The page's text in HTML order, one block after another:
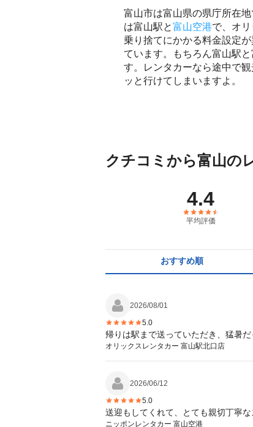
富山市は富山県の県庁所在
は富山駅と富山空港で、オ
乗り捨てにかかる料金設定
ています。もちろん富山駅
す。レンタカーなら途中で
ッと行けてしまいますよ。
クチコミから富山の
4.4
平均評価
おすすめ順
2026/08/01
5.0
帰りは駅まで送っていただき、猛暑
オリックスレンタカー 富山駅北口店
2026/06/12
5.0
送迎もしてくれて、とても親切丁寧
ニッポンレンタカー 富山空港